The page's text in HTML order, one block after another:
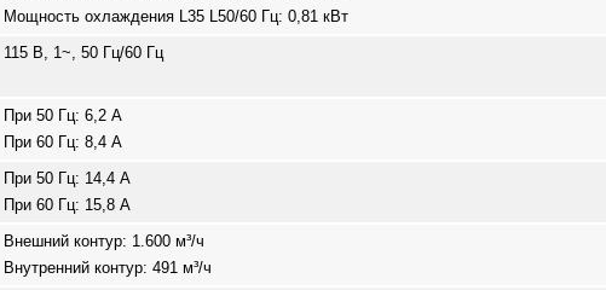
Мощность охлаждения L35 L50/60 Гц: 0,81 кВт
115 В, 1~, 50 Гц/60 Гц
При 50 Гц: 6,2 A
При 60 Гц: 8,4 A
При 50 Гц: 14,4 A
При 60 Гц: 15,8 A
Внешний контур: 1.600 м³/ч
Внутренний контур: 491 м³/ч